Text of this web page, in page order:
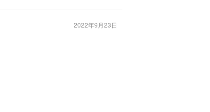
2022年9月23日